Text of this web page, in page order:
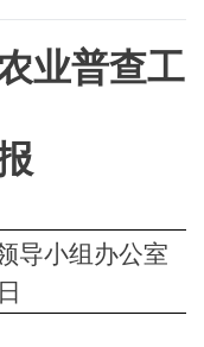
业普查工
导小组办公室